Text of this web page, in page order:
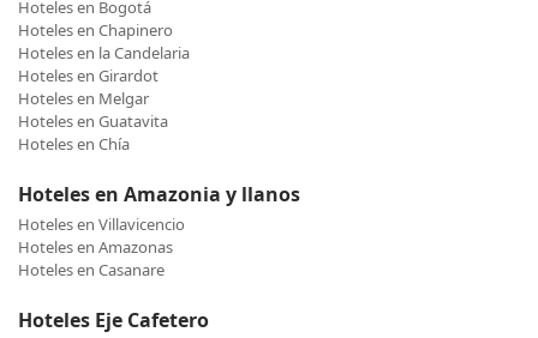
Hoteles en Bogotá
Hoteles en Chapinero
Hoteles en la Candelaria
Hoteles en Girardot
Hoteles en Melgar
Hoteles en Guatavita
Hoteles en Chía
Hoteles en Amazonia y llanos
Hoteles en Villavicencio
Hoteles en Amazonas
Hoteles en Casanare
Hoteles Eje Cafetero